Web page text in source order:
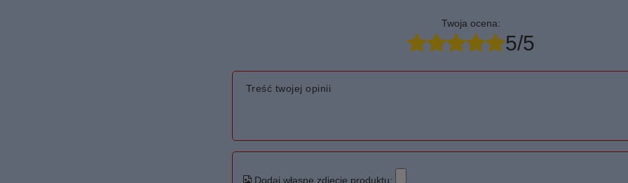
Twoja ocena:
5/5
Treść twojej opinii
Dodaj własne zdjęcie produktu: